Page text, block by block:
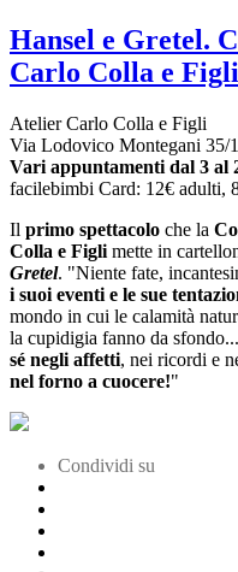
Hansel e Gretel.
Carlo Colla e Figli
Atelier Carlo Colla e Figli
Via Lodovico Montegani 35/
Vari appuntamenti dal 3 al
facilebimbi Card: 12€ adulti,
Il primo spettacolo che la
Colla e Figli mette in
Gretel. "Niente fate,
i suoi eventi e le sue
mondo in cui le calamità
la cupidigia fanno da sfondo...
sé negli affetti, nei ricordi e
nel forno a cuocere!"
Condividi su